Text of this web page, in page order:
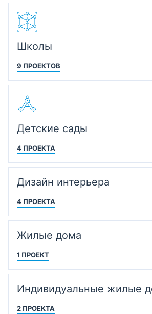
Школы
9 ПРОЕКТОВ
Детские сады
4 ПРОЕКТА
Дизайн интерьера
4 ПРОЕКТА
Жилые дома
1 ПРОЕКТ
Индивидуальные жилые
2 ПРОЕКТА